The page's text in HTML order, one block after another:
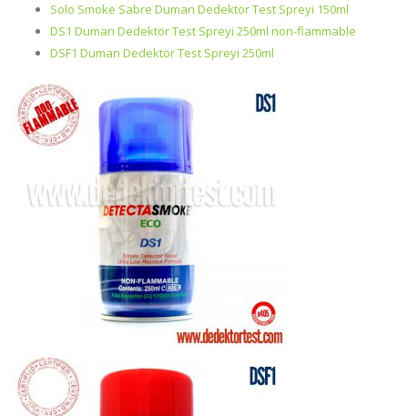
Solo Smoke Sabre Duman Dedektör Test Spreyi 150ml
DS1 Duman Dedektör Test Spreyi 250ml non-flammable
DSF1 Duman Dedektör Test Spreyi 250ml